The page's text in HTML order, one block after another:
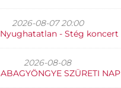
2026-08-07 20:00
- Stég koncert
2026-08-08
SZÜRETI NAP